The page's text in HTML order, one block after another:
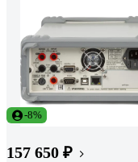
-8%
157 650 ₽